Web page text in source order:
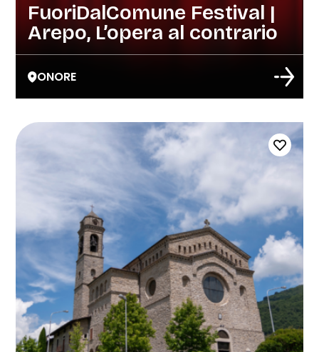
FuoriDalComune Festival |
Arepo, L’opera al contrario
ONORE